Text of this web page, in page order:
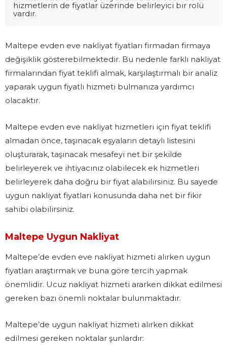
hizmetlerin de fiyatlar üzerinde belirleyici bir rolü
vardır.
Maltepe evden eve nakliyat fiyatları firmadan firmaya
değişiklik gösterebilmektedir. Bu nedenle farklı nakliyat
firmalarından fiyat teklifi almak, karşılaştırmalı bir analiz
yaparak uygun fiyatlı hizmeti bulmanıza yardımcı
olacaktır.
Maltepe evden eve nakliyat hizmetleri için fiyat teklifi
almadan önce, taşınacak eşyaların detaylı listesini
oluşturarak, taşınacak mesafeyi net bir şekilde
belirleyerek ve ihtiyacınız olabilecek ek hizmetleri
belirleyerek daha doğru bir fiyat alabilirsiniz. Bu sayede
uygun nakliyat fiyatları konusunda daha net bir fikir
sahibi olabilirsiniz.
Maltepe Uygun Nakliyat
Maltepe’de evden eve nakliyat hizmeti alırken uygun
fiyatları araştırmak ve buna göre tercih yapmak
önemlidir. Ucuz nakliyat hizmeti ararken dikkat edilmesi
gereken bazı önemli noktalar bulunmaktadır.
Maltepe’de uygun nakliyat hizmeti alırken dikkat
edilmesi gereken noktalar şunlardır: